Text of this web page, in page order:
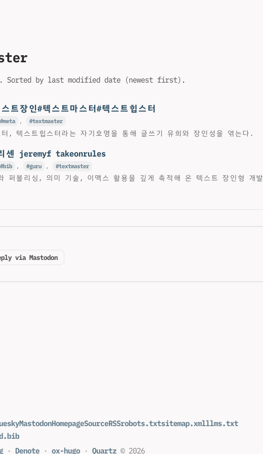
Sorted by last modified date (newest first).
트장인#텍스트마스터#텍스트힙스터
meta , textmaster
터, 텍스트힙스터라는 자기호명을 통해 글쓰기 유희와 장인성을 엮는다.
센 jeremyf takeonrules
bib , guru , textmaster
퍼블리싱, 의미 기술, 이맥스 활용을 깊게 축적해 온 텍스트 장인형 개발
via Mastodon
MastodonHomepageSourceRSSrobots.txtsitemap.xmlllms.txt
· Denote · ox-hugo · Quartz © 2026